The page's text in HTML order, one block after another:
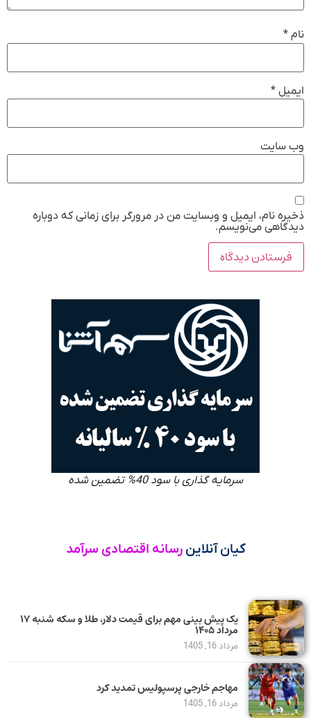
نام *
ایمیل *
وب‌ سایت
ذخیره نام، ایمیل و وبسایت من در مرورگر برای زمانی که دوباره
دیدگاهی می‌نویسم.
سرمایه گذاری با سود 40% تضمین شده
کیان آنلاین رسانه اقتصادی سرآمد
یک پیش ‌بینی مهم برای قیمت دلار، طلا و سکه شنبه ۱۷
مرداد ۱۴۰۵
مرداد 16, 1405
مهاجم خارجی پرسپولیس تمدید کرد
مرداد 16, 1405